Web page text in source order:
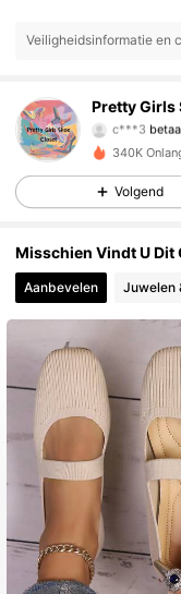
Veiligheidsinformatie en
Pretty Girls
c***3
a***o
4.74 7.1K
7.1K
7.1K
340K
Volgend
Misschien Vindt U Dit
Aanbevelen Juwelen